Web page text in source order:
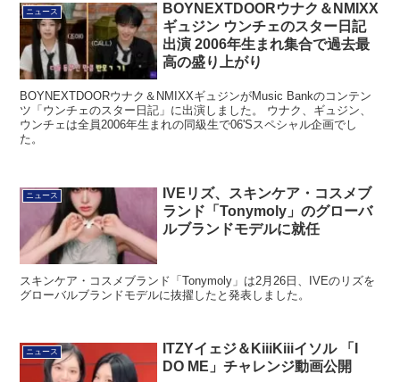
ニュース
BOYNEXTDOORウナク＆NMIXX
ギュジン ウンチェのスター日記
出演 2006年生まれ集合で過去最
高の盛り上がり
BOYNEXTDOORウナク＆NMIXXギュジンがMusic Bankのコンテン
ツ「ウンチェのスター日記」に出演しました。 ウナク、ギュジン、
ウンチェは全員2006年生まれの同級生で06'Sスペシャル企画でし
た。
ニュース
IVEリズ、スキンケア・コスメブ
ランド「Tonymoly」のグローバ
ルブランドモデルに就任
スキンケア・コスメブランド「Tonymoly」は2月26日、IVEのリズを
グローバルブランドモデルに抜擢したと発表しました。
ニュース
ITZYイェジ＆KiiiKiiiイソル 「I
DO ME」チャレンジ動画公開